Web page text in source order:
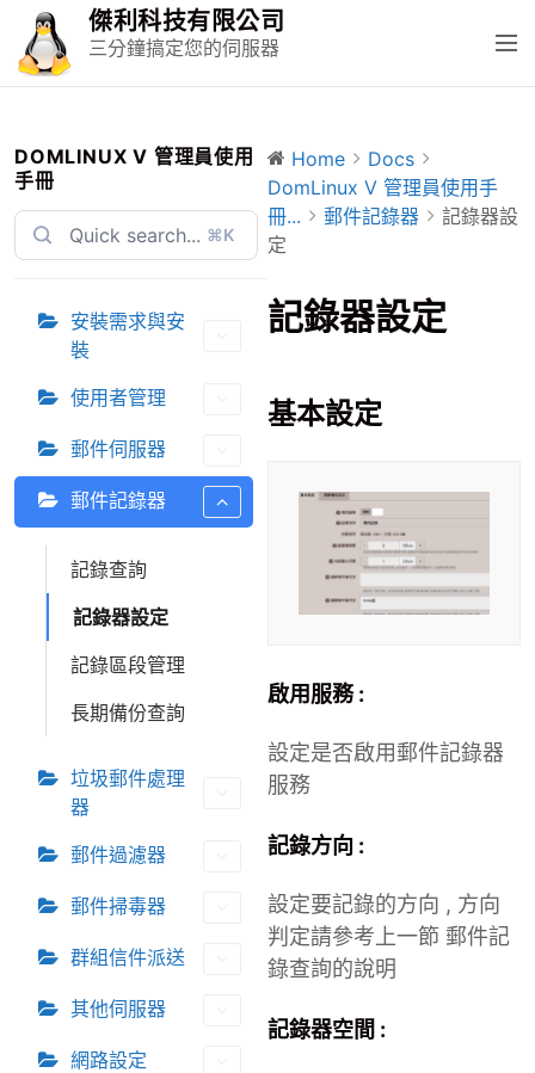
傑利科技有限公司
三分鐘搞定您的伺服器
M
DOMLINUX V 管理員使用
手冊
⌘K
安裝需求與安
裝
使用者管理
郵件伺服器
郵件記錄器
記錄查詢
記錄器設定
記錄區段管理
長期備份查詢
垃圾郵件處理
器
郵件過濾器
郵件掃毒器
群組信件派送
其他伺服器
網路設定
Home
Docs
DomLinux V 管理員使用手
冊...
郵件記錄器
記錄器設
定
記錄器設定
基本設定
啟用服務 :
設定是否啟用郵件記錄器
服務
記錄方向 :
設定要記錄的方向 , 方向
判定請參考上一節 郵件記
錄查詢的說明
記錄器空間 :